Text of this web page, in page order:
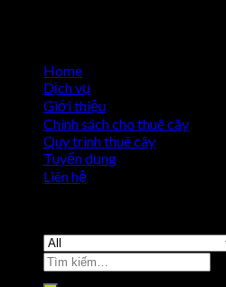
Home
Dịch vụ
Giới thiệu
Chính sách cho thuê cây
Quy trình thuê cây
Tuyển dụng
Liên hệ